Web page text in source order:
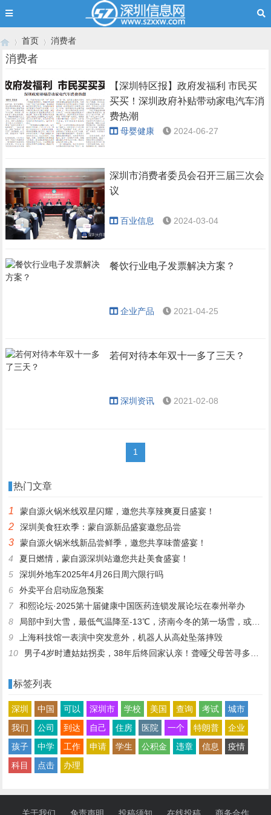
首页
›
消费者
消费者
【深圳特区报】政府发福利 市民买
买买！深圳政府补贴带动家电汽车消
费热潮
母婴健康 2024-06-27
深圳市消费者委员会召开三届三次会
议
百业信息 2024-03-04
餐饮行业电子发票解决方案？
企业产品 2021-04-25
若何对待本年双十一多了三天？
深圳资讯 2021-02-08
1
热门文章
1 蒙自源火锅米线双星闪耀，邀您共享辣爽夏日盛宴！
2 深圳美食狂欢季：蒙自源新品盛宴邀您品尝
3
蒙自源火锅米线新品尝鲜季，邀您共享味蕾盛宴！
4
夏日燃情，蒙自源深圳站邀您共赴美食盛宴！
5
深圳外地车2025年4月26日周六限行吗
6
外卖平台启动应急预案
7
和熙论坛·2025第十届健康中国医药连锁发展论坛在泰州举办
8
局部中到大雪，最低气温降至-13℃，济南今冬的第一场雪，或跟去年同一时间！
9
上海科技馆一表演中突发意外，机器人从高处坠落摔毁
10
男子4岁时遭姑姑拐卖，38年后终回家认亲！聋哑父母苦寻多年，母亲已抱憾离世丨红星寻人
标签列表
深圳 中国 可以 深圳市 学校 美国 查询 考试
城市
我们
公司 到达 自己 住房 医院 一个 特朗普
企业
孩子
中学 工作 申请 学生 公积金 违章 信息
疫情
科目
点击 办理
关于我们 免责声明 投稿须知 在线投稿 商务合作